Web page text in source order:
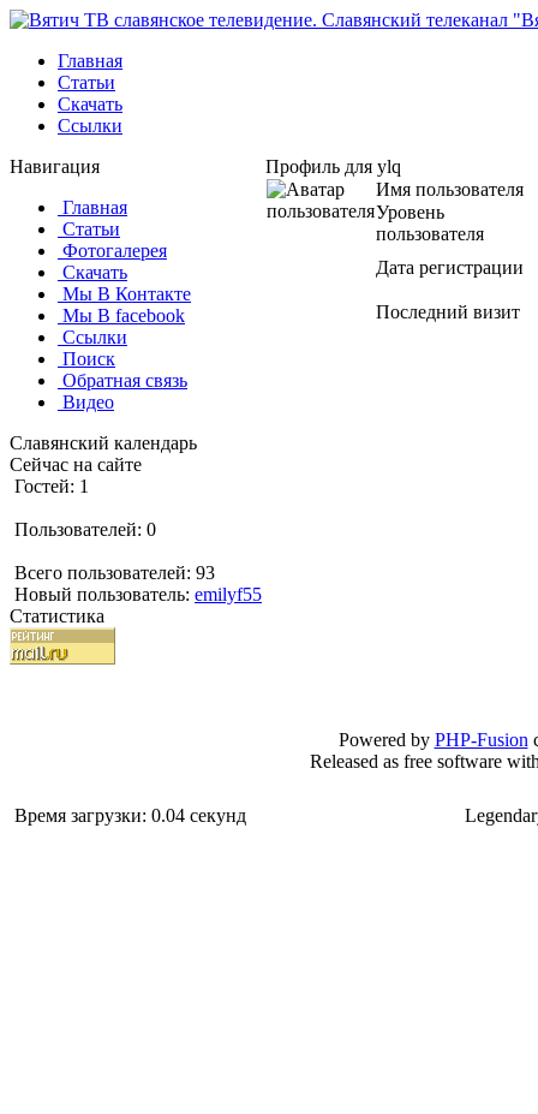
Главная
Статьи
Скачать
Ссылки
Навигация
Главная
Статьи
Фотогалерея
Скачать
Мы В Контакте
Мы В facebook
Ссылки
Поиск
Обратная связь
Видео
Славянский календарь
Сейчас на сайте
Гостей: 1
Пользователей: 0
Всего пользователей: 93
Новый пользователь: emilyf55
Статистика
Профиль для ylq
Имя пользователя
Уровень
пользователя
Дата регистрации
Последний визит
Powered by PHP-Fusion
Released as free software
Время загрузки: 0.04 секунд